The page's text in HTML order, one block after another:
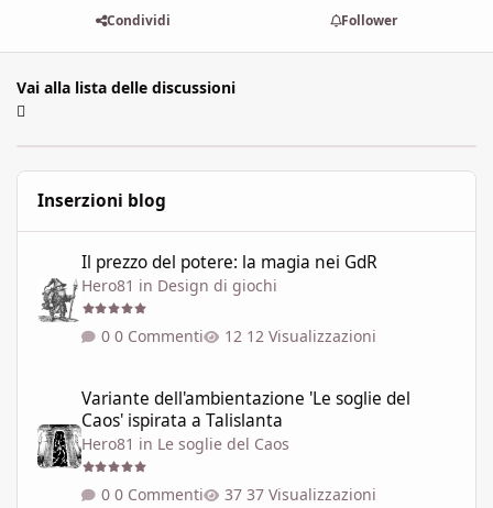
Condividi Follower
Vai alla lista delle discussioni
Inserzioni blog
Il prezzo del potere: la magia nei GdR
Hero81 in Design di giochi
0 Commenti 12 Visualizzazioni
Variante dell'ambientazione 'Le soglie del
Caos' ispirata a Talislanta
Hero81 in Le soglie del Caos
0 Commenti 37 Visualizzazioni